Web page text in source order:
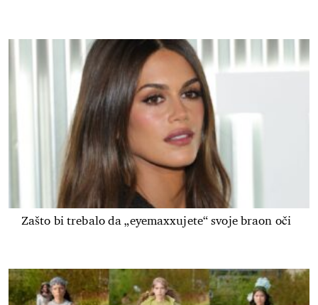
Zašto bi trebalo da „eyemaxxujete“ svoje braon oči